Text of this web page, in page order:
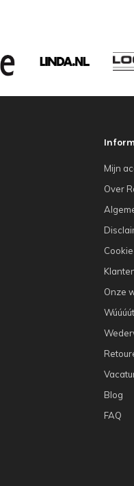
Mijn
Over
Onze
Blog
FAQ